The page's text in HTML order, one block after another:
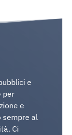
e
per
e
sempre al
Ci